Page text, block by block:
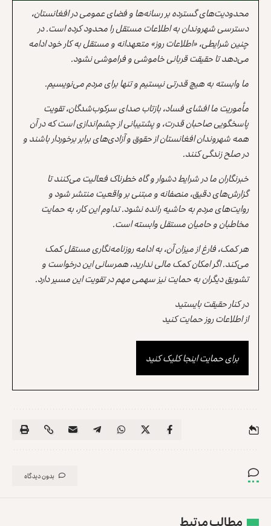
محدودیت‌های گسترده بر رسانه‌ها و فضای عمومی در افغانستان،
دسترسی شهروندان به اطلاعات مستقل را محدود کرده است. در
چنین شرایطی، «اطلاعات روز» متعهدانه و مستقل به کار خود ادامه
می‌دهد تا حقیقت قربانی خاموشی و فراموشی نشود.
ما وابسته به هیچ قدرتی نیستیم و تنها برای مردم می‌نویسیم.
مأموریت ما افشای فساد، بازتاب صدای سرکوب‌شدگان، تقویت
پاسخگویی صاحبان قدرت، و پشتیبانی از چشم‌اندازی است که در آن
همه شهروندان افغانستان از حقوق و آزادی‌های برابر برخوردار باشند و
در صلح زندگی کنند.
خبرنگاران ما در شرایط دشوار و گاه خطرناک فعالیت می‌کنند تا
گزارش‌های دقیق، منصفانه و مبتنی بر واقعیت منتشر شود و
روایت‌های مردم به حاشیه رانده نشود. تداوم این کار، به حمایت
مخاطبان و حامیان مستقل وابسته است.
هر کمک، فارغ از میزان آن، به ادامه روزنامه‌نگاری مستقل کمک
می‌کند. اگر امکان کمک مالی ندارید، همرسانی این درخواست و
تشویق دیگران به حمایت نیز سهمی مهم در تقویت این مسیر دارد.
در کنار حقیقت بایستید
از اطلاعات روز حمایت کنید
برای حمایت اینجا کلیک کنید
بدون دیدگاه